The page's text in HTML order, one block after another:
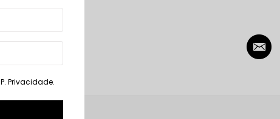
P. Privacidade.